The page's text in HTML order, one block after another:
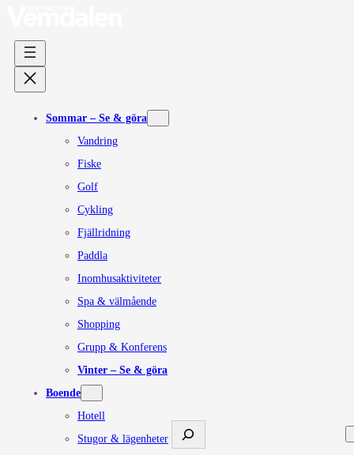
Sommar – Se & göra
Vandring
Fiske
Golf
Cykling
Fjällridning
Paddla
Inomhusaktiviteter
Spa & välmående
Shopping
Grupp & Konferens
Vinter – Se & göra
Boende
Hotell
Stugor & lägenheter
Sök